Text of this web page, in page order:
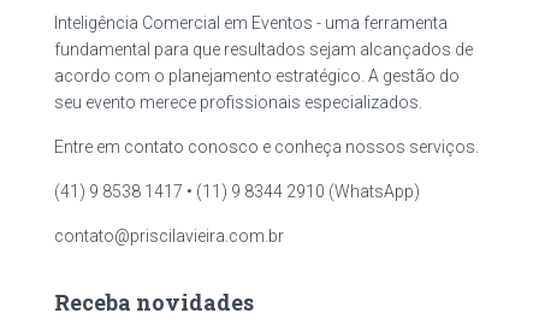
Inteligência Comercial em Eventos - uma ferramenta
fundamental para que resultados sejam alcançados de
acordo com o planejamento estratégico. A gestão do
seu evento merece profissionais especializados.
Entre em contato conosco e conheça nossos serviços.
(41) 9 8538 1417 • (11) 9 8344 2910 (WhatsApp)
contato@priscilavieira.com.br
Receba novidades